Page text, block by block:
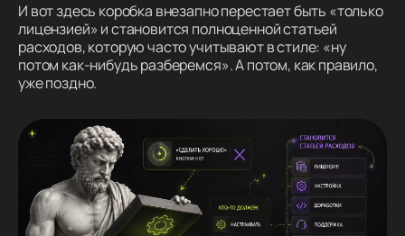
И вот здесь коробка внезапно перестает быть «только
лицензией» и становится полноценной статьей
расходов, которую часто учитывают в стиле: «ну
потом как-нибудь разберемся». А потом, как правило,
уже поздно.